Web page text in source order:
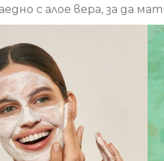
с алое вера, за да